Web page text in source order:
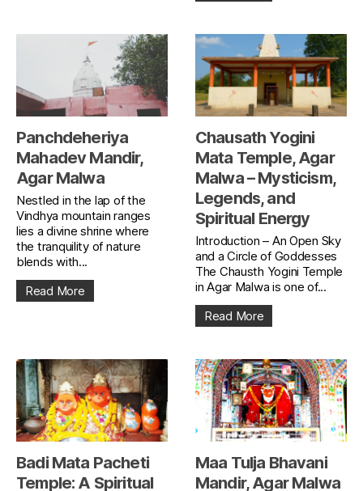
Panchdeheriya
Mahadev Mandir,
Agar Malwa
Nestled in the lap of the
Vindhya mountain ranges
lies a divine shrine where
the tranquility of nature
blends with...
Read More
Chausath Yogini
Mata Temple, Agar
Malwa – Mysticism,
Legends, and
Spiritual Energy
Introduction – An Open Sky
and a Circle of Goddesses
The Chausth Yogini Temple
in Agar Malwa is one of...
Read More
Badi Mata Pacheti
Temple: A Spiritual
Maa Tulja Bhavani
Mandir, Agar Malwa